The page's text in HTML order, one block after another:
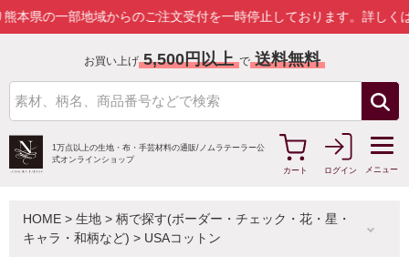
部地域からのご注文受付を一時停止しております。詳しくはこちら
お買い上げ 5,500円以上 で 送料無料
1万点以上の生地・布・手芸材料の通販/ ノムラテーラー公
式オンラインショップ
カート
ログイン メニュー
HOME > 生地 > 柄で探す(ボーダー・チェック・花・星・
キャラ・和柄など) > USAコットン